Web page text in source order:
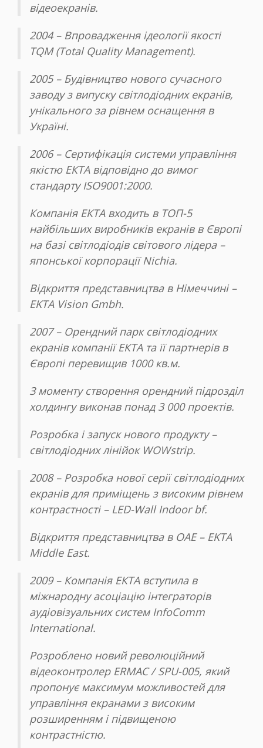
відеоекранів.
2004 – Впровадження ідеології якості
TQM (Total Quality Management).
2005 – Будівництво нового сучасного
заводу з випуску світлодіодних екранів,
унікального за рівнем оснащення в
Україні.
2006 – Сертифікація системи управління
якістю ЕКТА відповідно до вимог
стандарту ISO9001:2000.
Компанія ЕКТА входить в ТОП-5
найбільших виробників екранів в Європі
на базі світлодіодів світового лідера –
японської корпорації Nichia.
Відкриття представництва в Німеччині –
EKTA Vision Gmbh.
2007 – Орендний парк світлодіодних
екранів компанії ЕКТА та її партнерів в
Європі перевищив 1000 кв.м.
З моменту створення орендний підрозділ
холдингу виконав понад 3 000 проектів.
Розробка і запуск нового продукту –
світлодіодних лінійок WOWstrip.
2008 – Розробка нової серії світлодіодних
екранів для приміщень з високим рівнем
контрастності – LED-Wall Indoor bf.
Відкриття представництва в ОАЕ – EKTA
Middle East.
2009 – Компанія ЕКТА вступила в
міжнародну асоціацію інтеграторів
аудіовізуальних систем InfoComm
International.
Розроблено новий революційний
відеоконтролер ERMAC / SPU-005, який
пропонує максимум можливостей для
управління екранами з високим
розширенням і підвищеною
контрастністю.